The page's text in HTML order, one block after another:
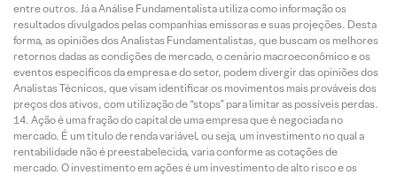
entre outros. Já a Análise Fundamentalista utiliza como informação os
resultados divulgados pelas companhias emissoras e suas projeções. Desta
forma, as opiniões dos Analistas Fundamentalistas, que buscam os melhores
retornos dadas as condições de mercado, o cenário macroeconômico e os
eventos específicos da empresa e do setor, podem divergir das opiniões dos
Analistas Técnicos, que visam identificar os movimentos mais prováveis dos
preços dos ativos, com utilização de “stops” para limitar as possíveis perdas.
Ação é uma fração do capital de uma empresa que é negociada no
mercado. É um título de renda variável, ou seja, um investimento no qual a
rentabilidade não é preestabelecida, varia conforme as cotações de
mercado. O investimento em ações é um investimento de alto risco e os